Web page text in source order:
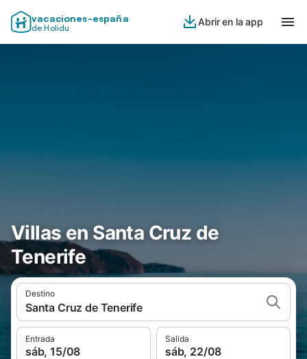
vacaciones-españa
de Holidu
Abrir en la app
Villas en Santa Cruz de
Tenerife
Destino
Santa Cruz de Tenerife
Entrada
sáb, 15/08
Salida
sáb, 22/08